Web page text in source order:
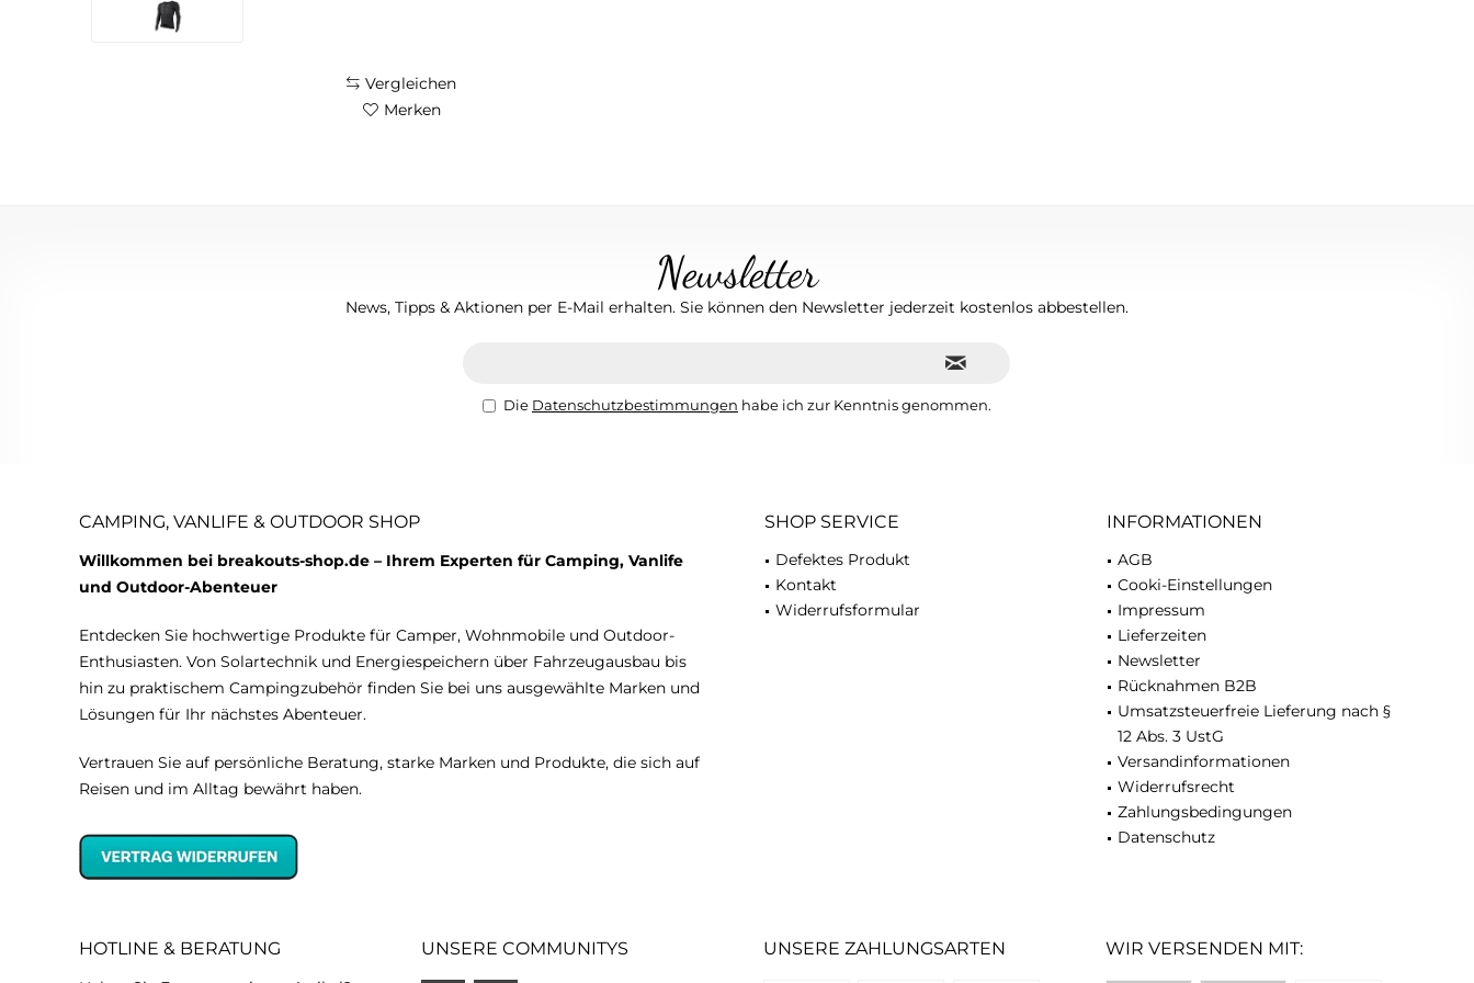
Vergleichen
Merken
Newsletter
News, Tipps & Aktionen per E-Mail erhalten. Sie können den Newsletter jederzeit kostenlos abbestellen.
Die Datenschutzbestimmungen habe ich zur Kenntnis genommen.
CAMPING, VANLIFE & OUTDOOR SHOP
Willkommen bei breakouts-shop.de – Ihrem Experten für Camping, Vanlife
und Outdoor-Abenteuer
Entdecken Sie hochwertige Produkte für Camper, Wohnmobile und Outdoor-
Enthusiasten. Von Solartechnik und Energiespeichern über Fahrzeugausbau bis
hin zu praktischem Campingzubehör finden Sie bei uns ausgewählte Marken und
Lösungen für Ihr nächstes Abenteuer.
Vertrauen Sie auf persönliche Beratung, starke Marken und Produkte, die sich auf
Reisen und im Alltag bewährt haben.
SHOP SERVICE
Defektes Produkt
Kontakt
Widerrufsformular
INFORMATIONEN
AGB
Cooki-Einstellungen
Impressum
Lieferzeiten
Newsletter
Rücknahmen B2B
Umsatzsteuerfreie Lieferung nach §
12 Abs. 3 UstG
Versandinformationen
Widerrufsrecht
Zahlungsbedingungen
Datenschutz
HOTLINE & BERATUNG UNSERE COMMUNITYS UNSERE ZAHLUNGSARTEN WIR VERSENDEN MIT: